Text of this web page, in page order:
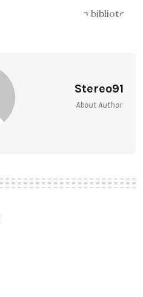
Stereo91
About Author